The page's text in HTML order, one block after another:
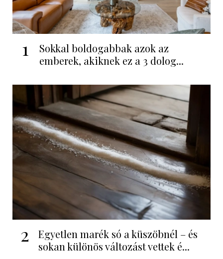
1
Sokkal boldogabbak azok az
emberek, akiknek ez a 3 dolog...
2
Egyetlen marék só a küszöbnél – és
sokan különös változást vettek é...